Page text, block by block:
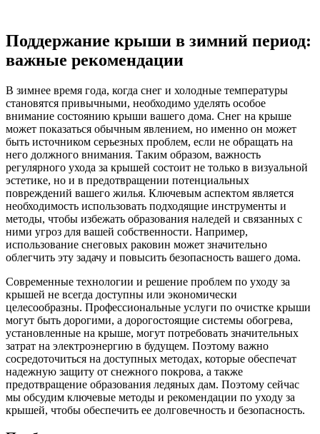
Поддержание крыши в зимний период:
важные рекомендации
В зимнее время года, когда снег и холодные температуры
становятся привычными, необходимо уделять особое
внимание состоянию крыши вашего дома. Снег на крыше
может показаться обычным явлением, но именно он может
быть источником серьезных проблем, если не обращать на
него должного внимания. Таким образом, важность
регулярного ухода за крышей состоит не только в визуальной
эстетике, но и в предотвращении потенциальных
повреждений вашего жилья. Ключевым аспектом является
необходимость использовать подходящие инструменты и
методы, чтобы избежать образования наледей и связанных с
ними угроз для вашей собственности. Например,
использование снеговых раковин может значительно
облегчить эту задачу и повысить безопасность вашего дома.
Современные технологии и решение проблем по уходу за
крышей не всегда доступны или экономически
целесообразны. Профессиональные услуги по очистке крыши
могут быть дорогими, а дорогостоящие системы обогрева,
установленные на крыше, могут потребовать значительных
затрат на электроэнергию в будущем. Поэтому важно
сосредоточиться на доступных методах, которые обеспечат
надежную защиту от снежного покрова, а также
предотвращение образования ледяных дам. Поэтому сейчас
мы обсудим ключевые методы и рекомендации по уходу за
крышей, чтобы обеспечить ее долговечность и безопасность.